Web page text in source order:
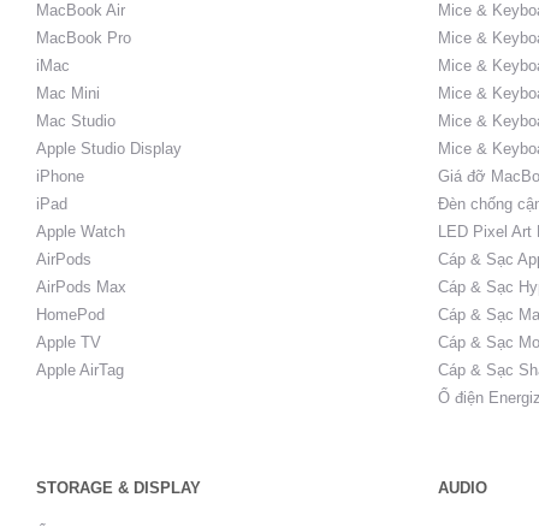
MacBook Air
MacBook Pro
iMac
Mac Mini
Mac Studio
Apple Studio Display
iPhone
iPad
Apple Watch
AirPods
AirPods Max
HomePod
Apple TV
Apple AirTag
Mice &
Mice &
Mice &
Mice &
Mice &
Mice &
Giá đỡ
Đèn chống
LED Pixel Art
Cáp & Sạc
Cáp & Sạc
Cáp & Sạc
Cáp & Sạc
Cáp & Sạc
Ổ điện
STORAGE & DISPLAY AUDIO